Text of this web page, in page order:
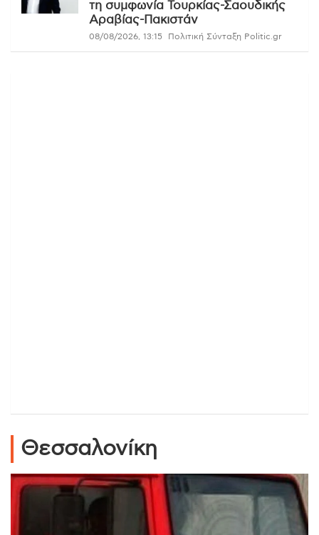
τη συμφωνία Τουρκίας-Σαουδικής
Αραβίας-Πακιστάν
08/08/2026, 13:15 Πολιτική Σύνταξη Politic.gr
Θεσσαλονίκη